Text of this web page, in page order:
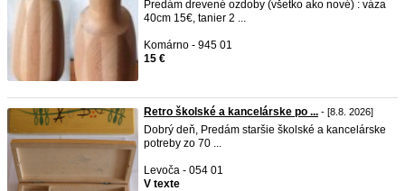
Predám drevené ozdoby (všetko ako nové) : váza
40cm 15€, tanier 2 ...
Komárno - 945 01
15 €
Retro školské a kancelárske po ... - [8.8. 2026]
Dobrý deň, Predám staršie školské a kancelárske
potreby zo 70 ...
Levoča - 054 01
V texte